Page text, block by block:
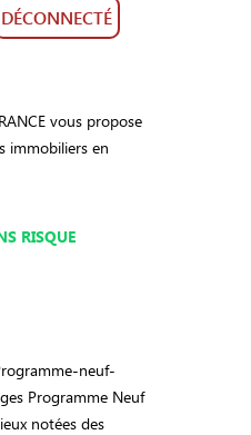
DÉCONNECTÉ
vous propose
immobiliers en
RISQUE
neuf-
Programme Neuf
notées des